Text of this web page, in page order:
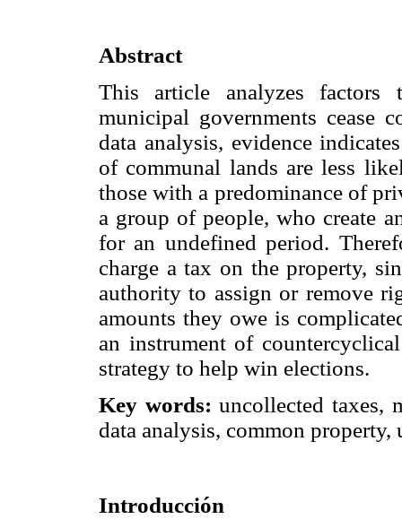
Abstract
This article analyzes
municipal governments cease
data analysis, evidence
of communal lands are less
those with a predominance of
a group of people, who create
for an undefined period.
charge a tax on the property,
authority to assign or remove
amounts they owe is
an instrument of
strategy to help win elections.
Key words: uncollected taxes,
data analysis, common property,
Introducción